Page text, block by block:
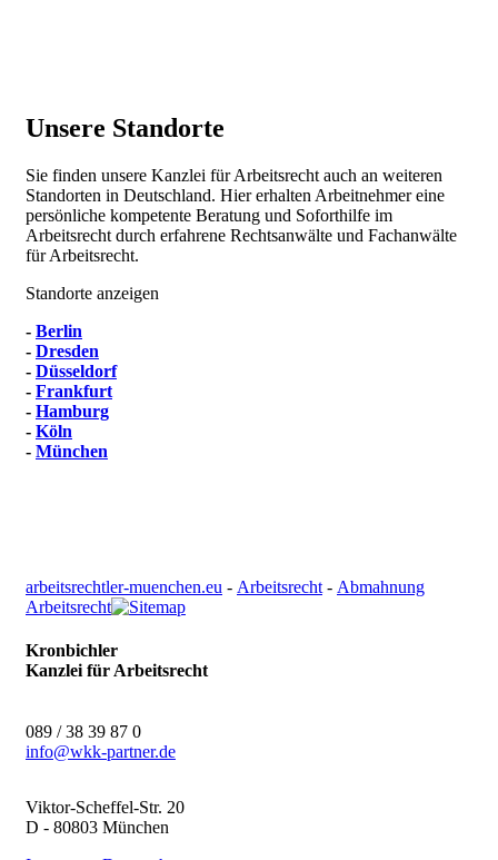
Unsere Standorte
Sie finden unsere Kanzlei für Arbeitsrecht auch an weiteren
Standorten in Deutschland. Hier erhalten Arbeitnehmer eine
persönliche kompetente Beratung und Soforthilfe im
Arbeitsrecht durch erfahrene Rechtsanwälte und Fachanwälte
für Arbeitsrecht.
Standorte anzeigen
- Berlin
- Dresden
- Düsseldorf
- Frankfurt
- Hamburg
- Köln
- München
arbeitsrechtler-muenchen.eu - Arbeitsrecht - Abmahnung
Arbeitsrecht
Kronbichler
Kanzlei für Arbeitsrecht
089 / 38 39 87 0
info@wkk-partner.de
Viktor-Scheffel-Str. 20
D - 80803 München